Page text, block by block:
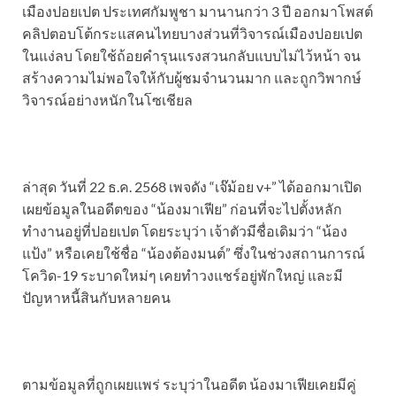
เมืองปอยเปต ประเทศกัมพูชา มานานกว่า 3 ปี ออกมาโพสต์
คลิปตอบโต้กระแสคนไทยบางส่วนที่วิจารณ์เมืองปอยเปต
ในแง่ลบ โดยใช้ถ้อยคำรุนแรงสวนกลับแบบไม่ไว้หน้า จน
สร้างความไม่พอใจให้กับผู้ชมจำนวนมาก และถูกวิพากษ์
วิจารณ์อย่างหนักในโซเชียล
ล่าสุด วันที่ 22 ธ.ค. 2568 เพจดัง “เจ๊ม้อย v+” ได้ออกมาเปิด
เผยข้อมูลในอดีตของ “น้องมาเฟีย” ก่อนที่จะไปตั้งหลัก
ทำงานอยู่ที่ปอยเปต โดยระบุว่า เจ้าตัวมีชื่อเดิมว่า “น้อง
แป้ง” หรือเคยใช้ชื่อ “น้องต้องมนต์” ซึ่งในช่วงสถานการณ์
โควิด-19 ระบาดใหม่ๆ เคยทำวงแชร์อยู่พักใหญ่ และมี
ปัญหาหนี้สินกับหลายคน
ตามข้อมูลที่ถูกเผยแพร่ ระบุว่าในอดีต น้องมาเฟียเคยมีคู่